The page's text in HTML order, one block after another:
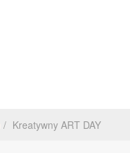
Kreatywny ART DAY